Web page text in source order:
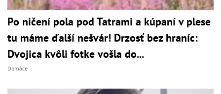
Po ničení pola pod Tatrami a kúpaní v plese
tu máme ďalší nešvár! Drzosť bez hraníc:
Dvojica kvôli fotke vošla do...
Domáce